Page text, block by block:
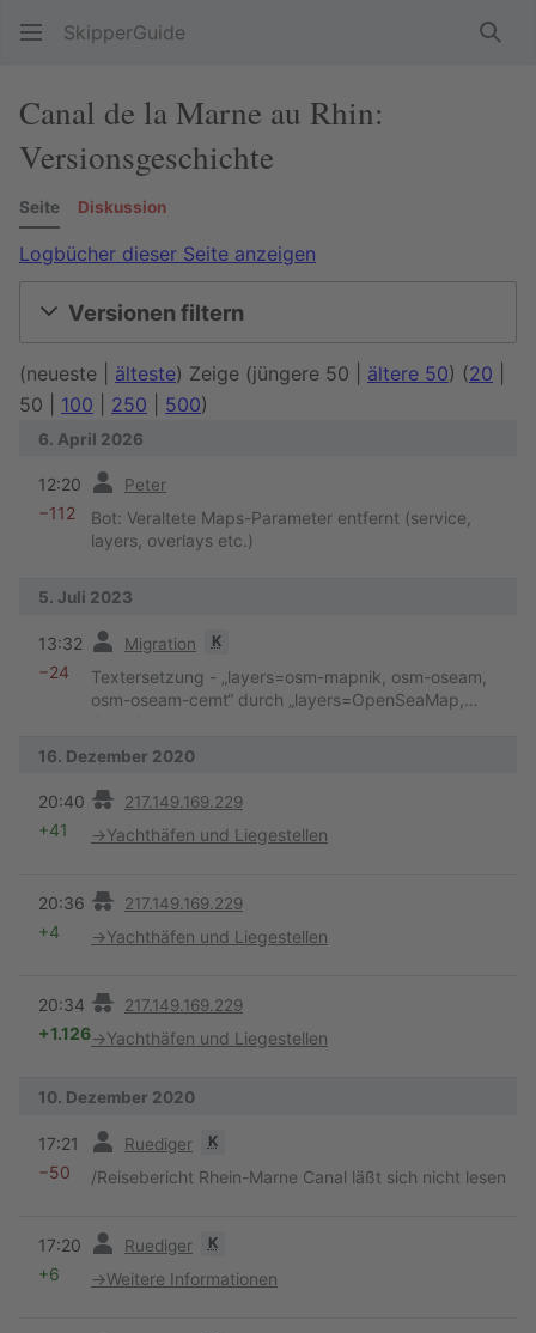
SkipperGuide
Canal de la Marne au Rhin:
Versionsgeschichte
Seite Diskussion
Logbücher dieser Seite anzeigen
Versionen filtern
(neueste älteste) Zeige (jüngere 50 ältere 50) (20
50
100 250 500)
6. April 2026
12:20 Peter
−112
Bot: Veraltete Maps-Parameter entfernt (service,
layers, overlays etc.)
5. Juli 2023
13:32 Migration K
−24
Textersetzung - „layers=osm-mapnik, osm-oseam,
osm-oseam-cemt“ durch „layers=OpenSeaMap,
16. Dezember 2020
20:40 217.149.169.229
+41 →Yachthäfen und Liegestellen
20:36 217.149.169.229
+4 →Yachthäfen und Liegestellen
20:34 217.149.169.229
+1.126→Yachthäfen und Liegestellen
10. Dezember 2020
17:21 Ruediger K
−50 /Reisebericht Rhein-Marne Canal läßt sich nicht lesen
17:20 Ruediger K
+6 →Weitere Informationen